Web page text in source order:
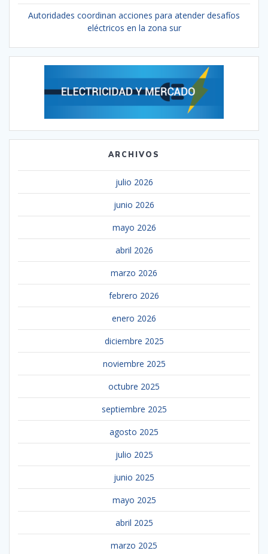
Autoridades coordinan acciones para atender desafíos
eléctricos en la zona sur
ARCHIVOS
julio 2026
junio 2026
mayo 2026
abril 2026
marzo 2026
febrero 2026
enero 2026
diciembre 2025
noviembre 2025
octubre 2025
septiembre 2025
agosto 2025
julio 2025
junio 2025
mayo 2025
abril 2025
marzo 2025